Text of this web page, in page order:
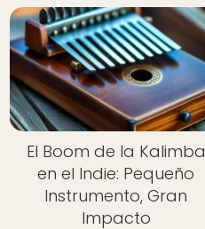
El Boom de la Kalimba
en el Indie: Pequeño
Instrumento, Gran
Impacto